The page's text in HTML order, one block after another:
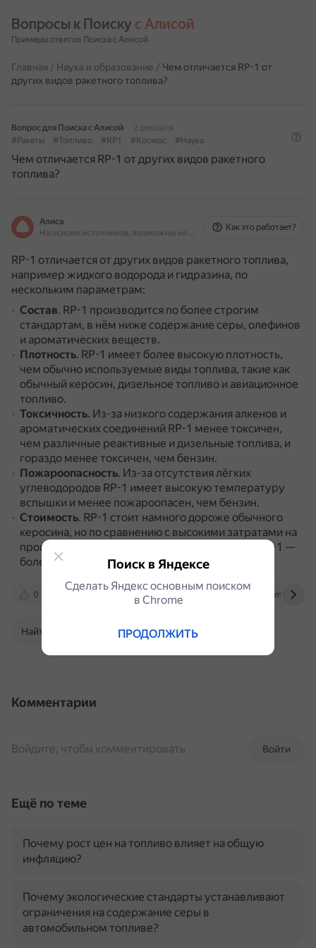
Вопросы к Поиску с Алисой
Примеры ответов Поиска с Алисой
Главная / Наука и образование / Чем отличается RP-1 от
других видов ракетного топлива?
Вопрос для Поиска с Алисой
2 февраля
#Ракеты
#Топливо #RP1 #Космос #Наука
Чем отличается RP-1 от других видов ракетного
топлива?
Алиса
На основе источников, возможны неточности
Как это работает?
RP-1 отличается от других видов ракетного топлива,
например жидкого водорода и гидразина, по
нескольким параметрам:
Состав. RP-1 производится по более строгим
стандартам, в нём ниже содержание серы, олефинов
и ароматических веществ.
Плотность. RP-1 имеет более высокую плотность,
чем обычно используемые виды топлива, такие как
обычный керосин, дизельное топливо и авиационное
топливо.
Токсичность. Из-за низкого содержания алкенов и
ароматических соединений RP-1 менее токсичен,
чем различные реактивные и дизельные топлива, и
гораздо менее токсичен, чем бензин.
Пожароопасность. Из-за отсутствия лёгких
углеводородов RP-1 имеет высокую температуру
вспышки и менее пожароопасен, чем бензин.
Стоимость. RP-1 стоит намного дороже обычного
керосина, но по сравнению с высокими затратами на
производство жидкого водорода или метана RP-1 —
более дешёвый вариант.
0 en.wikipedia.org headedforspace.com
Найти в Поиске
Комментарии
Войти
Войдите, чтобы комментировать
Ещё по теме
Почему рост цен на топливо влияет на общую
инфляцию?
Почему экологические стандарты устанавливают
ограничения на содержание серы в
автомобильном топливе?
Поиск в Яндексе
Сделать Яндекс основным поиском
в Сhrome
ПРОДОЛЖИТЬ